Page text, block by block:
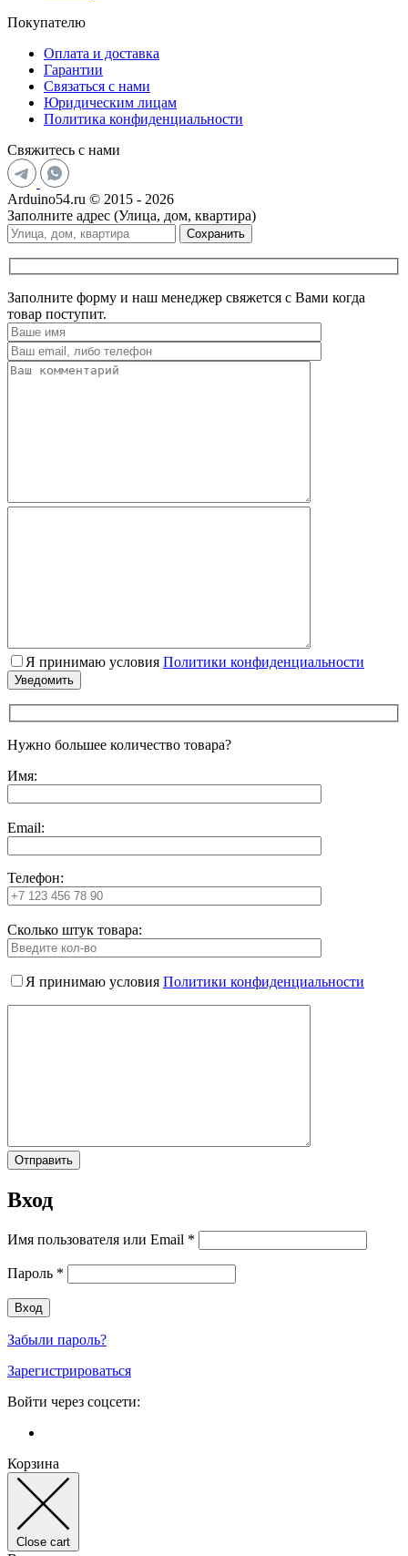
Покупателю
Оплата и доставка
Гарантии
Связаться с нами
Юридическим лицам
Политика конфиденциальности
Свяжитесь с нами
Arduino54.ru © 2015 - 2026
Заполните адрес (Улица, дом, квартира)
Сохранить
Заполните форму и наш менеджер свяжется с Вами когда
товар поступит.
Я принимаю условия Политики конфиденциальности
Нужно большее количество товара?
Имя:
Email:
Телефон:
Сколько штук товара:
Я принимаю условия Политики конфиденциальности
Вход
Имя пользователя или Email *
Пароль *
Забыли пароль?
Зарегистрироваться
Войти через соцсети:
Корзина
Close cart